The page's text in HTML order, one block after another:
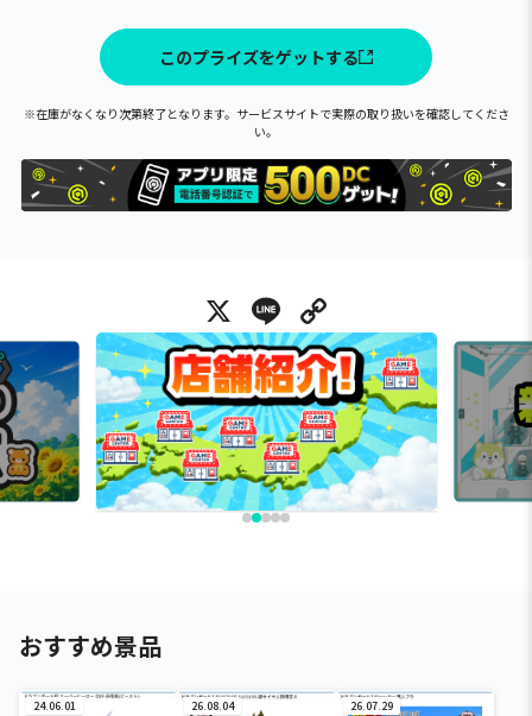
このプライズをゲットする
※在庫がなくなり次第終了となります。サービスサイトで実際の取り扱いを確認してくださ
い。
X Line
おすすめ景品
24.06.01 26.08.04 26.07.29